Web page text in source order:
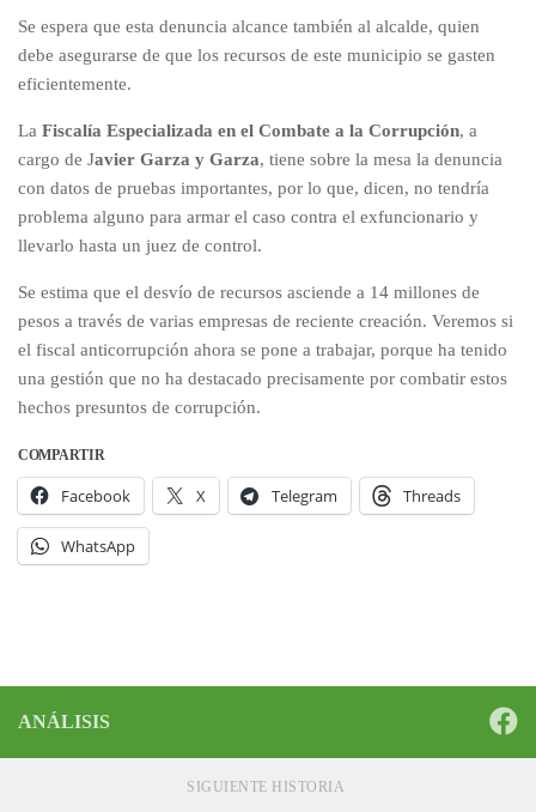
Se espera que esta denuncia alcance también al alcalde, quien
debe asegurarse de que los recursos de este municipio se gasten
eficientemente.
La Fiscalía Especializada en el Combate a la Corrupción, a
cargo de Javier Garza y Garza, tiene sobre la mesa la denuncia
con datos de pruebas importantes, por lo que, dicen, no tendría
problema alguno para armar el caso contra el exfuncionario y
llevarlo hasta un juez de control.
Se estima que el desvío de recursos asciende a 14 millones de
pesos a través de varias empresas de reciente creación. Veremos si
el fiscal anticorrupción ahora se pone a trabajar, porque ha tenido
una gestión que no ha destacado precisamente por combatir estos
hechos presuntos de corrupción.
COMPARTIR
Facebook X Telegram Threads
WhatsApp
ANÁLISIS
SIGUIENTE HISTORIA